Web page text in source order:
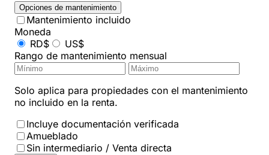
Opciones de mantenimiento
Mantenimiento incluido
Moneda
RD$
US$
Rango de mantenimiento mensual
Solo aplica para propiedades con el mantenimiento
no incluido en la renta.
Incluye documentación verificada
Amueblado
Sin intermediario / Venta directa